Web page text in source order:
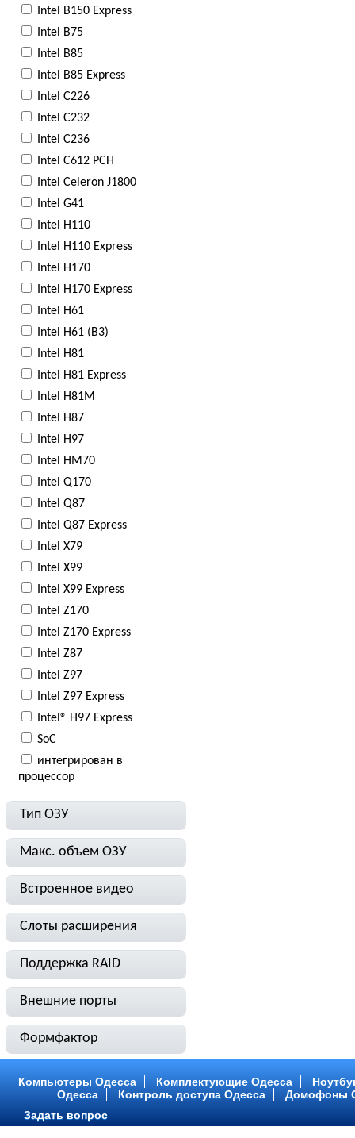
Intel B150 Express
Intel B75
Intel B85
Intel B85 Express
Intel C226
Intel C232
Intel C236
Intel C612 PCH
Intel Celeron J1800
Intel G41
Intel H110
Intel H110 Express
Intel H170
Intel H170 Express
Intel H61
Intel H61 (B3)
Intel H81
Intel H81 Express
Intel H81M
Intel H87
Intel H97
Intel HM70
Intel Q170
Intel Q87
Intel Q87 Express
Intel X79
Intel X99
Intel X99 Express
Intel Z170
Intel Z170 Express
Intel Z87
Intel Z97
Intel Z97 Express
Intel® H97 Express
SoC
интегрирован в
процессор
Тип ОЗУ
Макс. объем ОЗУ
Встроенное видео
Слоты расширения
Поддержка RAID
Внешние порты
Формфактор
Компьютеры Одесса Комплектующие Одесса
Одесса
Контроль доступа Одесса
Домофоны
Задать вопрос